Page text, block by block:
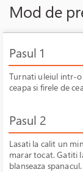
Mod de
Pasul 1
Turnati uleiul intr-o
ceapa si firele de
Pasul 2
Lasati la calit un
marar tocat. Gatiti
blanseaza spanacul.